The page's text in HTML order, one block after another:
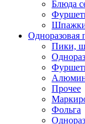
Блюда
Одноразовая
Пики,
Прочее
Фольга